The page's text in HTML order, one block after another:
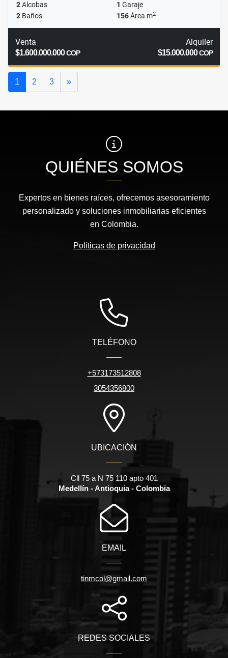
2Alcobas 1 Garaje
2 Baños 156Área m2
Venta
$1.600.000.000COP
Alquiler
$15.000.000COP
1 2 3 »Siguiente
QUIÉNES SOMOS
Expertos en bienes raíces, ofrecemos asesoramiento
personalizado y soluciones inmobiliarias eficientes
en Colombia.
Políticas de privacidad
TELÉFONO
+573173512808
3054356800
UBICACIÓN
Cll 75 a N 75 110 apto 401
Medellín - Antioquia - Colombia
EMAIL
tinmcol@gmail.com
REDES SOCIALES